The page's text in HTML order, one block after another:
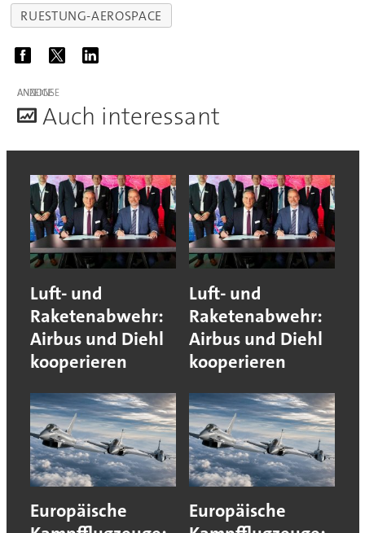
RUESTUNG-AEROSPACE
ANZEIGE
Auch interessant
Luft- und
Raketenabwehr:
Airbus und Diehl
kooperieren
Luft- und
Raketenabwehr:
Airbus und Diehl
kooperieren
Europäische
Europäische